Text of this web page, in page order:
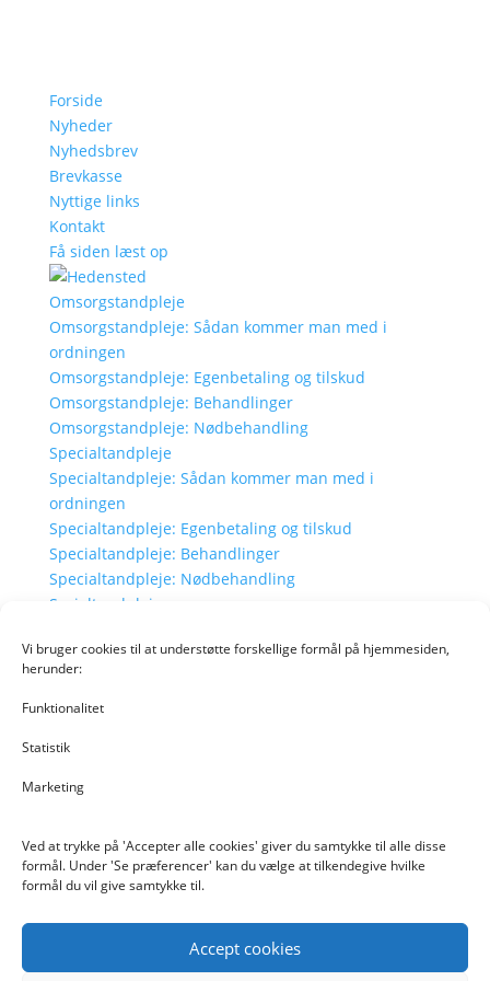
Vi bruger cookies til at understøtte forskellige formål på hjemmesiden,
herunder:
Funktionalitet
Statistik
Marketing
Ved at trykke på 'Accepter alle cookies' giver du samtykke til alle disse
formål. Under 'Se præferencer' kan du vælge at tilkendegive hvilke
formål du vil give samtykke til.
Accept cookies
Forside
Nyheder
Nyhedsbrev
Brevkasse
Nyttige links
Kontakt
Få siden læst op
Omsorgstandpleje
Omsorgstandpleje: Sådan kommer man med i
ordningen
Omsorgstandpleje: Egenbetaling og tilskud
Omsorgstandpleje: Behandlinger
Omsorgstandpleje: Nødbehandling
Specialtandpleje
Specialtandpleje: Sådan kommer man med i
ordningen
Specialtandpleje: Egenbetaling og tilskud
Specialtandpleje: Behandlinger
Specialtandpleje: Nødbehandling
Socialtandpleje
ordningen
Socialtandpleje: Behandlinger
Socialtandpleje: Nødbehandling
Forebyggelse
Vejledninger
Blurb-billede03